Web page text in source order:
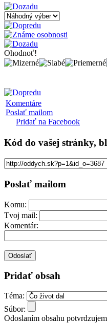
Ohodnoť!
Komentáre
Poslať mailom
Pridať na Facebook
Kód do vašej stránky,
Poslať mailom
Komu:
Tvoj mail:
Komentár:
Pridať obsah
Téma:
Súbor:
Odoslaním obsahu